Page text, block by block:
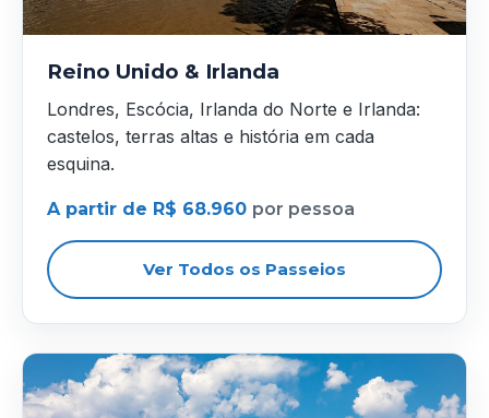
Reino Unido & Irlanda
Londres, Escócia, Irlanda do Norte e Irlanda:
castelos, terras altas e história em cada
esquina.
A partir de R$ 68.960 por pessoa
Ver Todos os Passeios